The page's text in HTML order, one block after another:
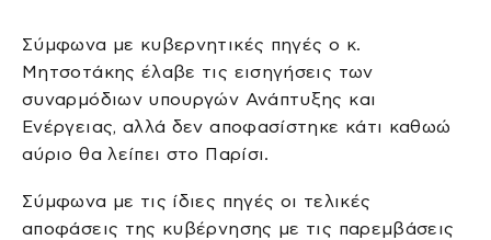
Σύμφωνα με κυβερνητικές πηγές ο κ.
Μητσοτάκης έλαβε τις εισηγήσεις των
συναρμόδιων υπουργών Ανάπτυξης και
Ενέργειας, αλλά δεν αποφασίστηκε κάτι καθωώ
αύριο θα λείπει στο Παρίσι.
Σύμφωνα με τις ίδιες πηγές οι τελικές
αποφάσεις της κυβέρνησης με τις παρεμβάσεις